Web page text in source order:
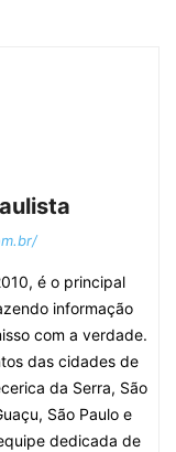
é o principal
informação
com a verdade.
das cidades de
da Serra, São
São Paulo e
dedicada de